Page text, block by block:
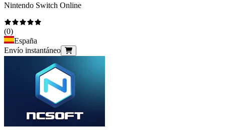
Nintendo Switch Online
(0)
España
Envío instantáneo